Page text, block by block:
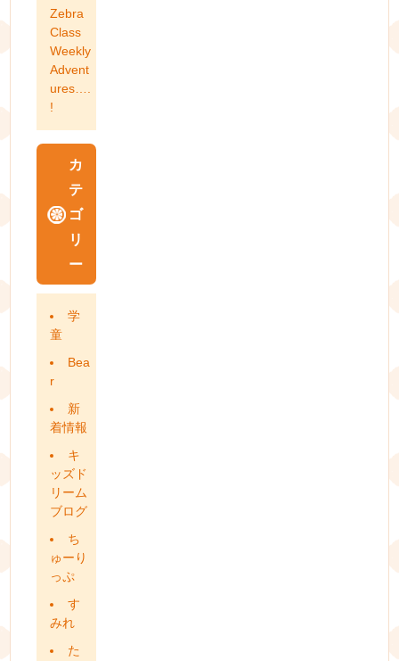
Zebra
Class
Weekly
Advent
ures….
!
カ
テ
ゴ
リ
ー
学
童
Bea
r
新
着情報
キ
ッズド
リーム
ブログ
ち
ゅーり
っぷ
す
みれ
た